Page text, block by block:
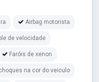
Airbag motorista
de velocidade
Faróis de xenon
na cor do veiculo